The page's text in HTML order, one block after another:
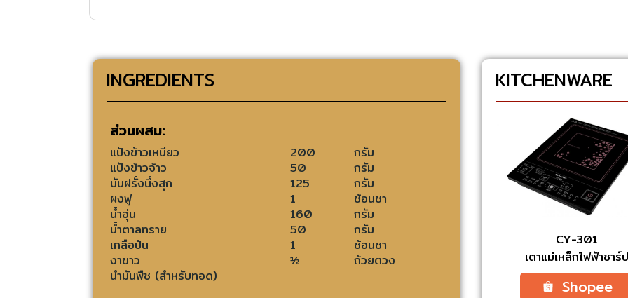
INGREDIENTS
ส่วนผสม:
แป้งข้าวเหนียว 200
กรัม
แป้งข้าวจ้าว
50
กรัม
มันฝรั่งนึ่งสุก
125
กรัม
ผงฟู
1
ช้อนชา
น้ำอุ่น
160
กรัม
น้ำตาลทราย
50
กรัม
เกลือป่น
1
ช้อนชา
งาขาว
½
ถ้วยตวง
น้ำมันพืช (สำหรับทอด)
KITCHENWARE
CY-301
เตาแม่เหล็กไฟฟ้าชาร์
Shopee